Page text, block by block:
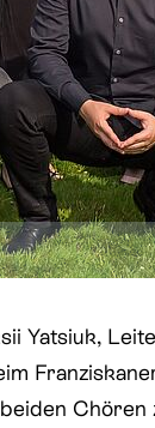
Yatsiuk,
Chören